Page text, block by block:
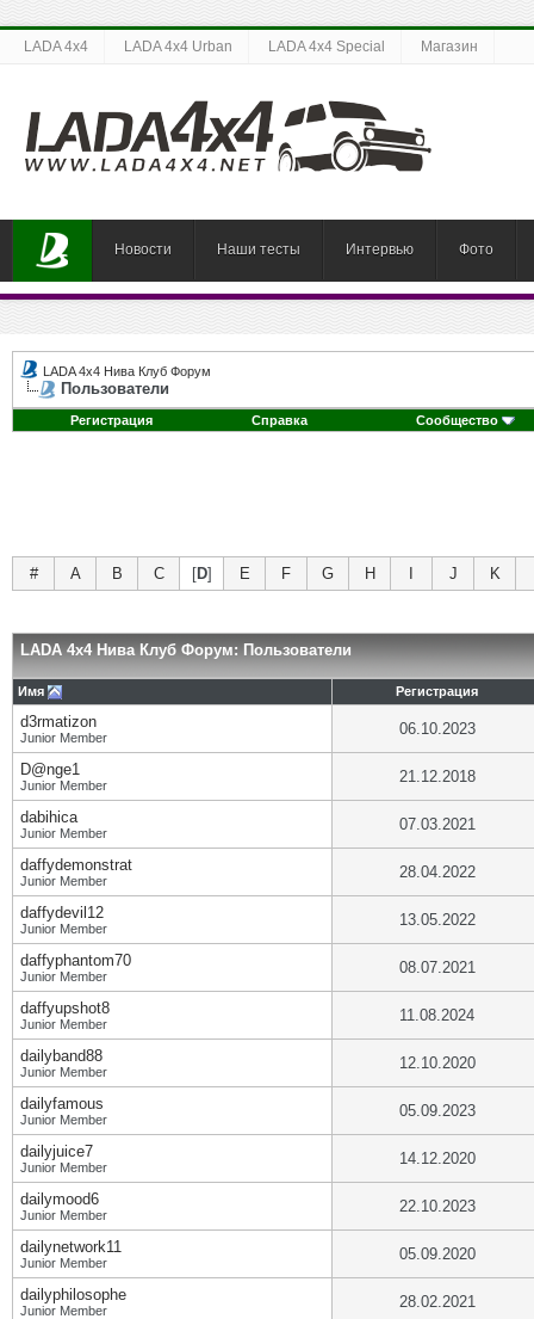
LADA 4x4 LADA 4x4 Urban LADA 4x4 Special Магазин
Новости Наши тесты Интервью Фото
LADA 4x4 Нива Клуб Форум
Пользователи
Регистрация Справка Сообщество
# A B C [D] E F G H J K
LADA 4x4 Нива Клуб Форум: Пользователи
Имя Регистрация
d3rmatizon
Junior Member 06.10.2023
D@nge1
Junior Member 21.12.2018
dabihica
Junior Member 07.03.2021
daffydemonstrat
Junior Member 28.04.2022
daffydevil12
Junior Member 13.05.2022
daffyphantom70
Junior Member 08.07.2021
daffyupshot8
Junior Member 11.08.2024
dailyband88
Junior Member 12.10.2020
dailyfamous
Junior Member 05.09.2023
dailyjuice7
Junior Member 14.12.2020
dailymood6
Junior Member 22.10.2023
dailynetwork11
Junior Member 05.09.2020
dailyphilosophe
Junior Member 28.02.2021